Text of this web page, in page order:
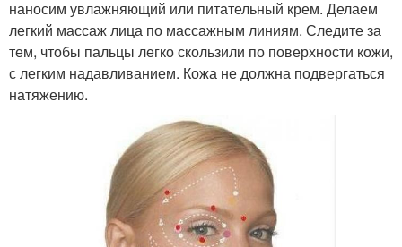
наносим увлажняющий или питательный крем. Делаем
легкий массаж лица по массажным линиям. Следите за
тем, чтобы пальцы легко скользили по поверхности кожи,
с легким надавливанием. Кожа не должна подвергаться
натяжению.